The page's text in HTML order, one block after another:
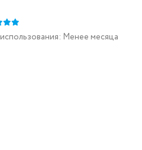
Менее месяца